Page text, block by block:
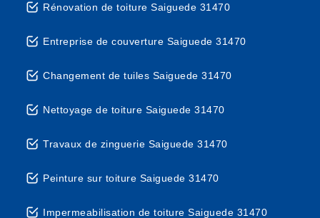
Rénovation de toiture Saiguede 31470
Entreprise de couverture Saiguede 31470
Changement de tuiles Saiguede 31470
Nettoyage de toiture Saiguede 31470
Travaux de zinguerie Saiguede 31470
Peinture sur toiture Saiguede 31470
Impermeabilisation de toiture Saiguede 31470